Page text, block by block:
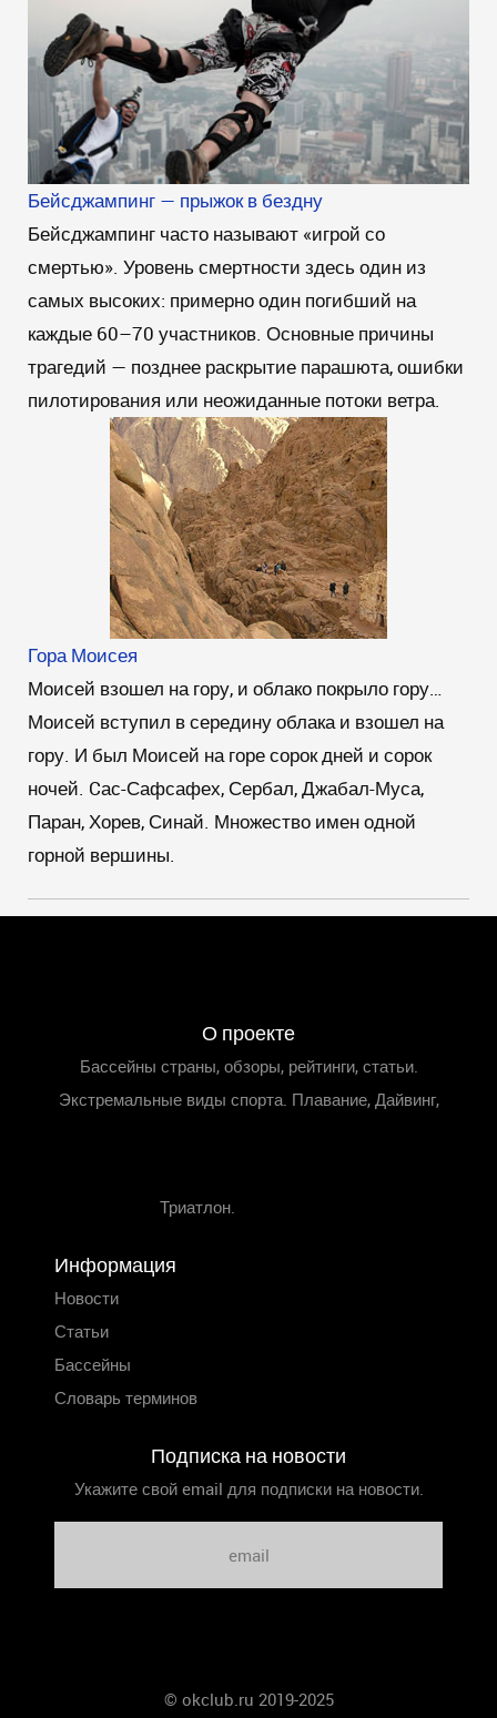
Бейсджампинг — прыжок в бездну
Бейсджампинг часто называют «игрой со
смертью». Уровень смертности здесь один из
самых высоких: примерно один погибший на
каждые 60–70 участников. Основные причины
трагедий — позднее раскрытие парашюта, ошибки
пилотирования или неожиданные потоки ветра.
Гора Моисея
Моисей взошел на гору, и облако покрыло гору…
Моисей вступил в середину облака и взошел на
гору. И был Моисей на горе сорок дней и сорок
ночей. Cас-Сафсафех, Сербал, Джабал-Муса,
Паран, Хорев, Синай. Множество имен одной
горной вершины.
О проекте
Бассейны страны, обзоры, рейтинги, статьи.
Экстремальные виды спорта. Плавание, Дайвинг,
Триатлон.
Информация
Новости
Статьи
Бассейны
Словарь терминов
Подписка на новости
Укажите свой email для подписки на новости.
© okclub.ru 2019-2025